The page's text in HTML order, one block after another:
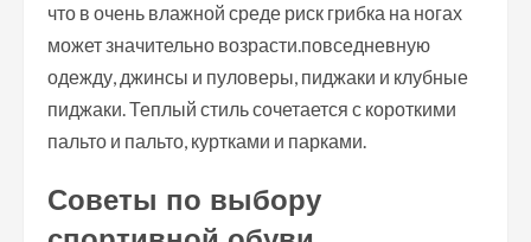
что в очень влажной среде риск грибка на ногах
может значительно возрасти.повседневную
одежду, джинсы и пуловеры, пиджаки и клубные
пиджаки. Теплый стиль сочетается с короткими
пальто и пальто, куртками и парками.
Советы по выбору